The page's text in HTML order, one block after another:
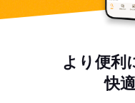
より便利
快